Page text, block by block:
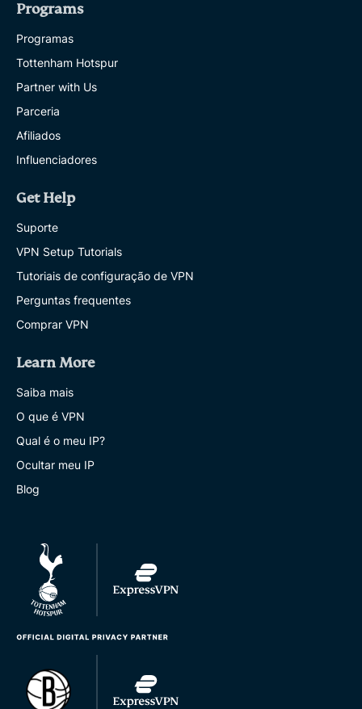
Programs
Programas
Tottenham Hotspur
Partner with Us
Parceria
Afiliados
Influenciadores
Get Help
Suporte
VPN Setup Tutorials
Tutoriais de configuração de VPN
Perguntas frequentes
Comprar VPN
Learn More
Saiba mais
O que é VPN
Qual é o meu IP?
Ocultar meu IP
Blog